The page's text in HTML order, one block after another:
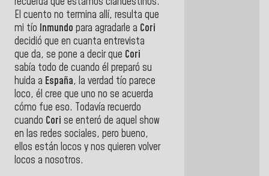
El cuento no termina allí, resulta que
mi tío Inmundo para agradarle a Cori
decidió que en cuanta entrevista
que da, se pone a decir que Cori
sabía todo de cuando él preparó su
huida a España, la verdad tío parece
loco, él cree que uno no se acuerda
cómo fue eso. Todavía recuerdo
cuando Cori se enteró de aquel show
en las redes sociales, pero bueno,
ellos están locos y nos quieren volver
locos a nosotros.